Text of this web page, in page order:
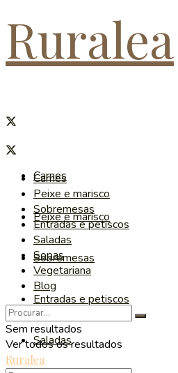
Ruralea
Carnes
Peixe e marisco
Sobremesas
Entradas e petiscos
Saladas
Carnes
Peixe e marisco
Sobremesas
Entradas e petiscos
Saladas
Sopas
Vegetariana
Blog
Sem resultados
Ver todos os resultados
Ruralea